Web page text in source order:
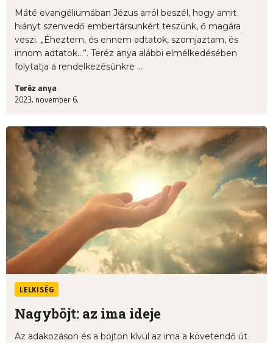
Máté evangéliumában Jézus arról beszél, hogy amit
hiányt szenvedő embertársunkért teszünk, ő magára
veszi. „Éheztem, és ennem adtatok, szomjaztam, és
innom adtatok...”. Teréz anya alábbi elmélkedésében
folytatja a rendelkezésünkre ...
Teréz anya
2023. november 6.
LELKISÉG
Nagyböjt: az ima ideje
Az adakozáson és a böjtön kívül az ima a követendő út